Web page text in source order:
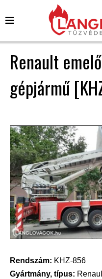
Renault
gépjármű
Rendszám: KHZ-856
Gyártmány, típus: